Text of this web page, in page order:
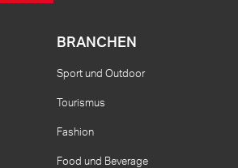
BRANCHEN
Sport und Outdoor
Tourismus
Fashion
Food und Beverage